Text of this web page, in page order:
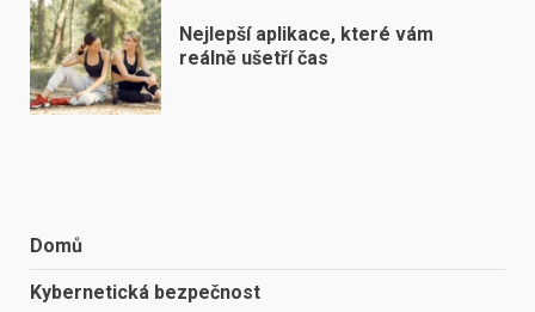
Nejlepší aplikace, které vám
reálně ušetří čas
Domů
Kybernetická bezpečnost